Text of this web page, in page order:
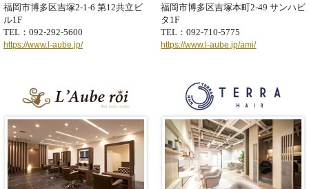
福岡市博多区吉塚2-1-6 第12共立ビ
ル1F
TEL：092-292-5600
https://www.l-aube.jp/
福岡市博多区吉塚本町2-49サンハビ
タ1F
TEL：092-710-5775
https://www.l-aube.jp/ami/